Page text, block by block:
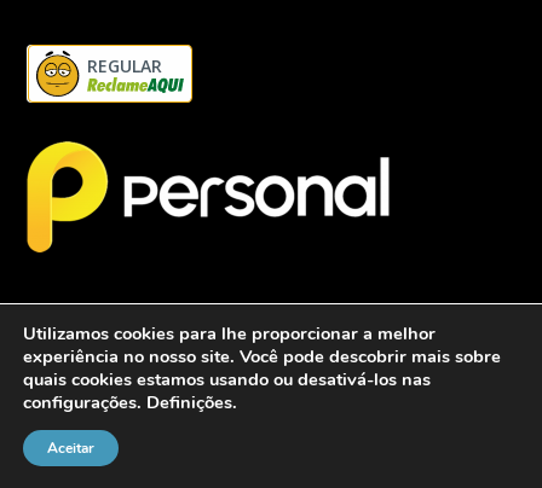
REGULAR
2026 - Personalcob - CNPJ: 12.837.042/0001-60- Todos direitos
Utilizamos cookies para lhe proporcionar a melhor
experiência no nosso site. Você pode descobrir mais sobre
quais cookies estamos usando ou desativá-los nas
configurações. Definições.
Aceitar